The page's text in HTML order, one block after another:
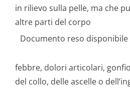
in rilievo sulla pelle, ma che
altre parti del corpo
Documento reso disponibile
febbre, dolori articolari,
del collo, delle ascelle o